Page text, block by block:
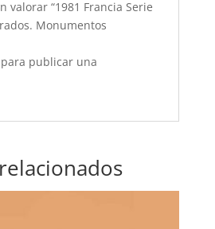
valorar “1981 Francia Serie
Monumentos
publicar una